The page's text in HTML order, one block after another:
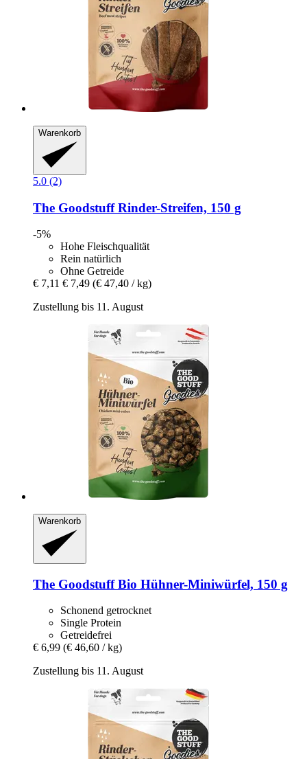
Warenkorb
5.0 (2)
The GoodstuffRinder-​Streifen, 150 g
-5%
Hohe Fleischqualität
Rein natürlich
Ohne Getreide
€ 7,11 € 7,49 (€ 47,40 / kg)
Zustellung bis 11. August
Warenkorb
The GoodstuffBio Hühner-​Miniwürfel, 150 g
Schonend getrocknet
Single Protein
Getreidefrei
€ 6,99 (€ 46,60 / kg)
Zustellung bis 11. August